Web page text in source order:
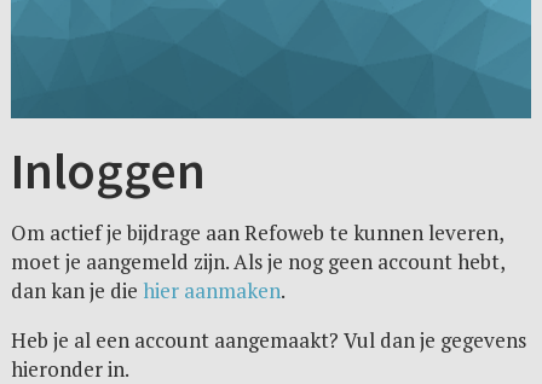
Inloggen
Om actief je bijdrage aan Refoweb te kunnen leveren,
moet je aangemeld zijn. Als je nog geen account hebt,
dan kan je die hier aanmaken.
Heb je al een account aangemaakt? Vul dan je gegevens
hieronder in.